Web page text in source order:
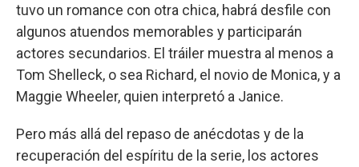
tuvo un romance con otra chica, habrá desfile con
algunos atuendos memorables y participarán
actores secundarios. El tráiler muestra al menos a
Tom Shelleck, o sea Richard, el novio de Monica, y a
Maggie Wheeler, quien interpretó a Janice.
Pero más allá del repaso de anécdotas y de la
recuperación del espíritu de la serie, los actores